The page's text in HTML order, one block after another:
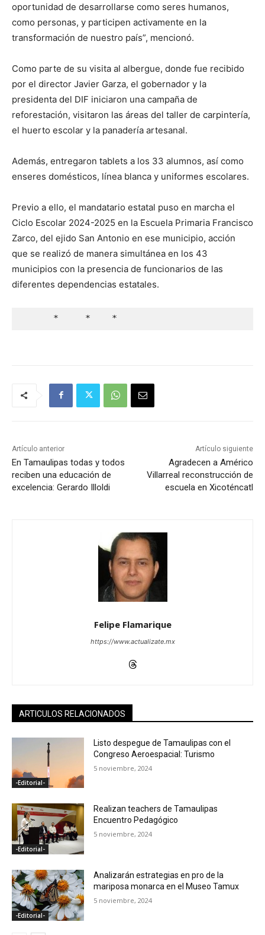
oportunidad de desarrollarse como seres humanos,
como personas, y participen activamente en la
transformación de nuestro país”, mencionó.
Como parte de su visita al albergue, donde fue recibido
por el director Javier Garza, el gobernador y la
presidenta del DIF iniciaron una campaña de
reforestación, visitaron las áreas del taller de carpintería,
el huerto escolar y la panadería artesanal.
Además, entregaron tablets a los 33 alumnos, así como
enseres domésticos, línea blanca y uniformes escolares.
Previo a ello, el mandatario estatal puso en marcha el
Ciclo Escolar 2024-2025 en la Escuela Primaria Francisco
Zarco, del ejido San Antonio en ese municipio, acción
que se realizó de manera simultánea en los 43
municipios con la presencia de funcionarios de las
diferentes dependencias estatales.
      *     *    *
Artículo anterior
En Tamaulipas todas y todos
reciben una educación de
excelencia: Gerardo Illoldi
Artículo siguiente
Agradecen a Américo
Villarreal reconstrucción de
escuela en Xicoténcatl
Felipe Flamarique
https://www.actualizate.mx
ARTICULOS RELACIONADOS
-Editorial-
Listo despegue de Tamaulipas con el
Congreso Aeroespacial: Turismo
5 noviembre, 2024
-Editorial-
Realizan teachers de Tamaulipas
Encuentro Pedagógico
5 noviembre, 2024
-Editorial-
Analizarán estrategias en pro de la
mariposa monarca en el Museo Tamux
5 noviembre, 2024